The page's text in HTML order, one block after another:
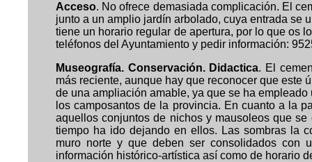
Acceso. No ofrece demasiada complicación. El
junto a un amplio jardín arbolado, cuya entrada se
tiene un horario regular de apertura, por lo que os
teléfonos del Ayuntamiento y pedir información:
Museografía. Conservación. Didactica. El
más reciente, aunque hay que reconocer que este
de una ampliación amable, ya que se ha
los camposantos de la provincia. En cuanto a la
aquellos conjuntos de nichos y mausoleos que
tiempo ha ido dejando en ellos. Las sombras la
muro norte y que deben ser consolidados con
información histórico-artística así como de horario